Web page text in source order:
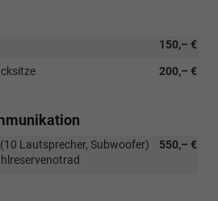
150,– €
200,– €
550,– €
Lautsprecher, Subwoofer)